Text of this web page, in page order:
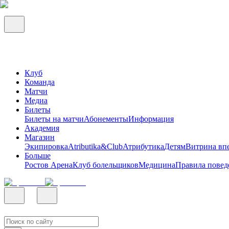
Клуб
Команда
Матчи
Медиа
Билеты
Билеты на матчиАбонементыИнформация
Академия
Магазин
ЭкипировкаAtributika&ClubАтрибутикаДетямВитрина
Больше
Ростов АренаКлуб болельщиковМедицинаПравила